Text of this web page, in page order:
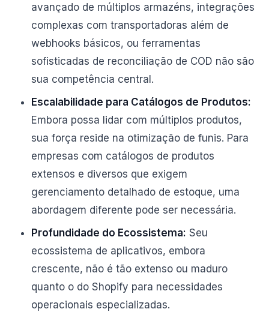
avançado de múltiplos armazéns, integrações
complexas com transportadoras além de
webhooks básicos, ou ferramentas
sofisticadas de reconciliação de COD não são
sua competência central.
Escalabilidade para Catálogos de Produtos:
Embora possa lidar com múltiplos produtos,
sua força reside na otimização de funis. Para
empresas com catálogos de produtos
extensos e diversos que exigem
gerenciamento detalhado de estoque, uma
abordagem diferente pode ser necessária.
Profundidade do Ecossistema: Seu
ecossistema de aplicativos, embora
crescente, não é tão extenso ou maduro
quanto o do Shopify para necessidades
operacionais especializadas.